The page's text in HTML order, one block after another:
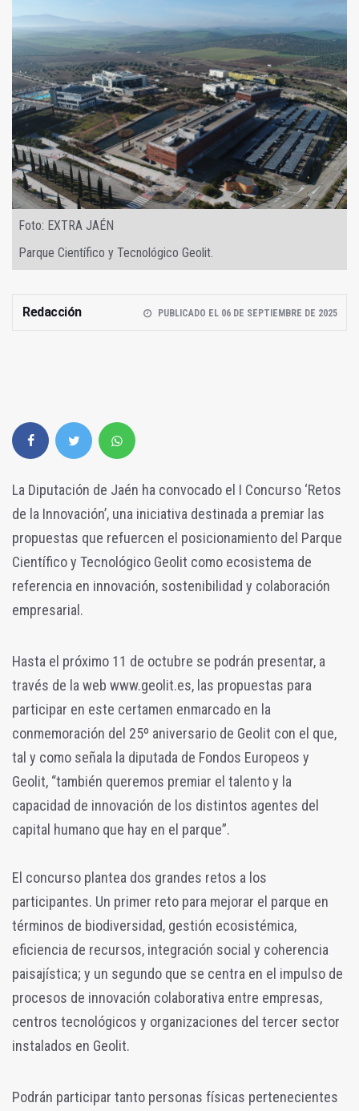
Foto: EXTRA JAÉN
Parque Científico y Tecnológico Geolit.
Redacción PUBLICADO EL 06 DE SEPTIEMBRE DE 2025
La Diputación de Jaén ha convocado el I Concurso ‘Retos
de la Innovación’, una iniciativa destinada a premiar las
propuestas que refuercen el posicionamiento del Parque
Científico y Tecnológico Geolit como ecosistema de
referencia en innovación, sostenibilidad y colaboración
empresarial.
Hasta el próximo 11 de octubre se podrán presentar, a
través de la web www.geolit.es, las propuestas para
participar en este certamen enmarcado en la
conmemoración del 25º aniversario de Geolit con el que,
tal y como señala la diputada de Fondos Europeos y
Geolit, “también queremos premiar el talento y la
capacidad de innovación de los distintos agentes del
capital humano que hay en el parque”.
El concurso plantea dos grandes retos a los
participantes. Un primer reto para mejorar el parque en
términos de biodiversidad, gestión ecosistémica,
eficiencia de recursos, integración social y coherencia
paisajística; y un segundo que se centra en el impulso de
procesos de innovación colaborativa entre empresas,
centros tecnológicos y organizaciones del tercer sector
instalados en Geolit.
Podrán participar tanto personas físicas pertenecientes